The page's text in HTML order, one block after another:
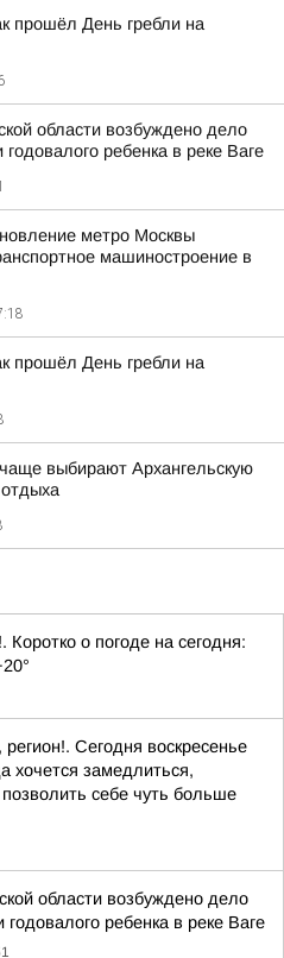
прошёл День гребли на
области возбуждено дело
годовалого ребенка в реке Ваге
метро Москвы
машиностроение в
прошёл День гребли на
выбирают Архангельскую
Коротко о погоде на сегодня:
Сегодня воскресенье
хочется замедлиться,
себе чуть больше
области возбуждено дело
годовалого ребенка в реке Ваге